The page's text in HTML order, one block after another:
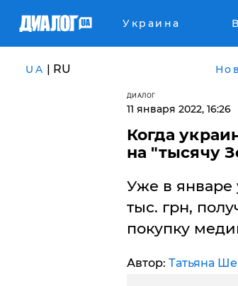
Украина
UA | RU
ДИАЛОГ
11 января 2022, 16:26
Когда
на "тысячу
Уже в январе
тыс. грн,
покупку
Автор: Татьяна